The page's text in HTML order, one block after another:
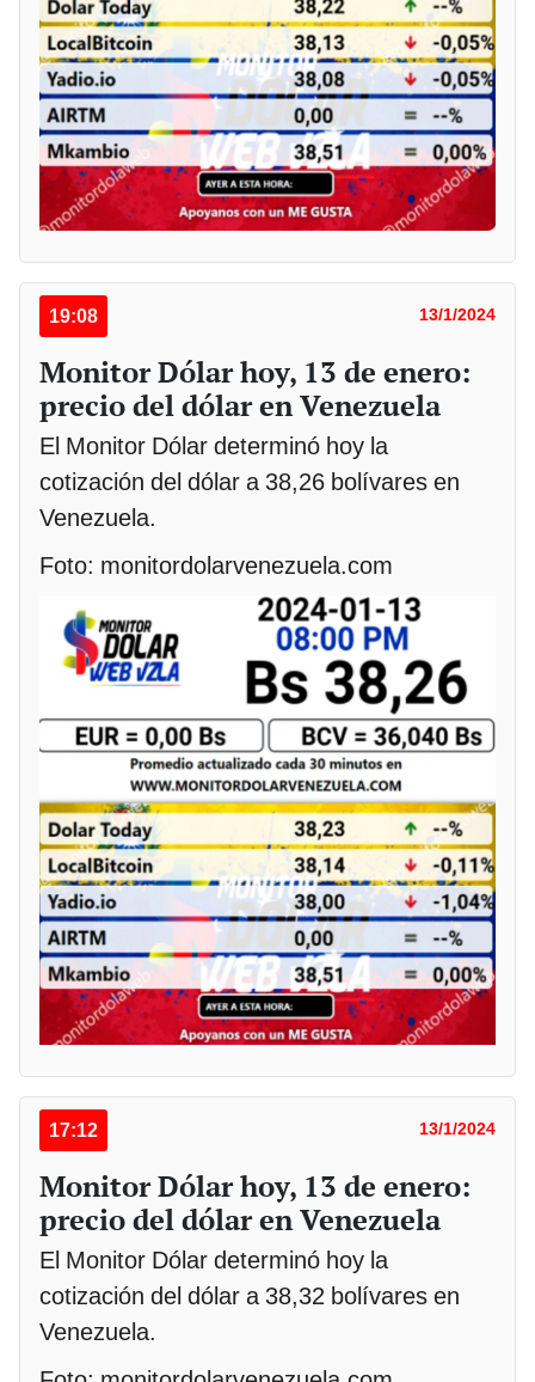
19:08 13/1/2024
Monitor Dólar hoy, 13 de enero:
precio del dólar en Venezuela
El Monitor Dólar determinó hoy la
cotización del dólar a 38,26 bolívares en
Venezuela.
Foto: monitordolarvenezuela.com
17:12 13/1/2024
Monitor Dólar hoy, 13 de enero:
precio del dólar en Venezuela
El Monitor Dólar determinó hoy la
cotización del dólar a 38,32 bolívares en
Venezuela.